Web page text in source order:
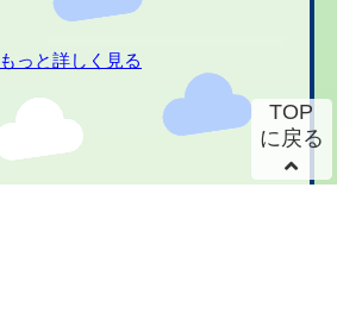
もっと詳しく見る
TOP
に戻る